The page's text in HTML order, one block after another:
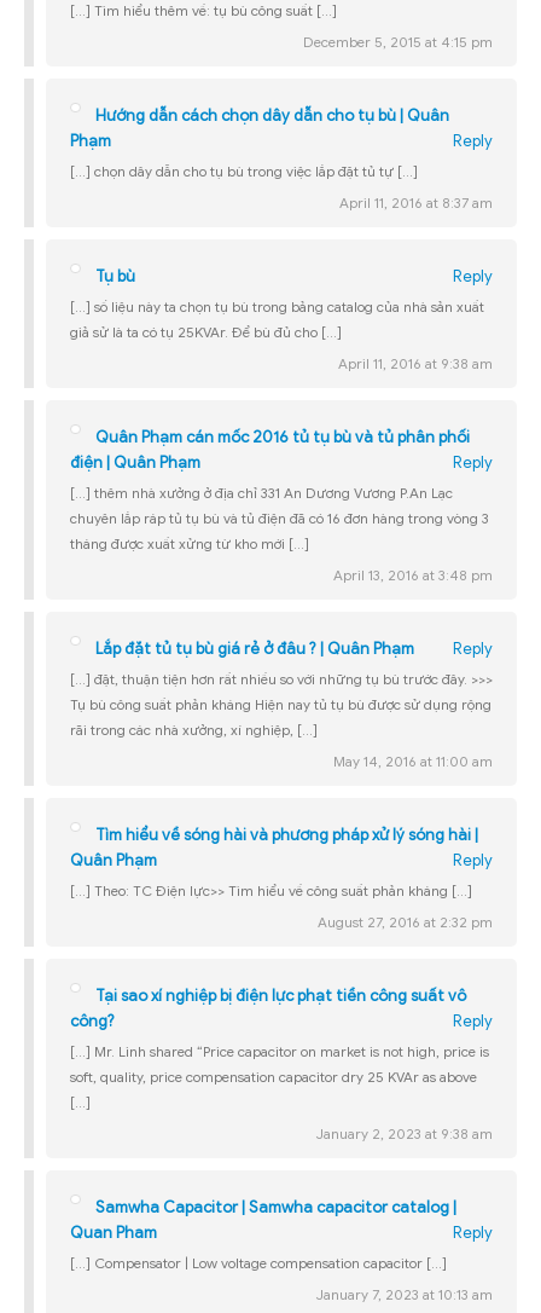
[…] Tìm hiểu thêm về: tụ bù công suất […]
December 5, 2015 at 4:15 pm
Hướng dẫn cách chọn dây dẫn cho tụ bù | Quân
Phạm
Reply
[…] chọn dây dẫn cho tụ bù trong việc lắp đặt tủ tự […]
April 11, 2016 at 8:37 am
Tụ bù Reply
[…] số liệu này ta chọn tụ bù trong bảng catalog của nhà sản xuất
giả sử là ta có tụ 25KVAr. Để bù đủ cho […]
April 11, 2016 at 9:38 am
Quân Phạm cán mốc 2016 tủ tụ bù và tủ phân phối
điện | Quân Phạm
Reply
[…] thêm nhà xưởng ở địa chỉ 331 An Dương Vương P.An Lạc
chuyên lắp ráp tủ tụ bù và tủ điện đã có 16 đơn hàng trong vòng 3
tháng được xuất xửng từ kho mới […]
April 13, 2016 at 3:48 pm
Lắp đặt tủ tụ bù giá rẻ ở đâu ? | Quân Phạm Reply
[…] đặt, thuận tiện hơn rất nhiều so với những tụ bù trước đây. >>>
Tụ bù công suất phản kháng Hiện nay tủ tụ bù được sử dụng rộng
rãi trong các nhà xưởng, xí nghiệp, […]
May 14, 2016 at 11:00 am
Tìm hiểu về sóng hài và phương pháp xử lý sóng hài |
Quân Phạm
Reply
[…] Theo: TC Điện lực>> Tìm hiểu về công suất phản kháng […]
August 27, 2016 at 2:32 pm
Tại sao xí nghiệp bị điện lực phạt tiền công suất vô
công?
Reply
[…] Mr. Linh shared “Price capacitor on market is not high, price is
soft, quality, price compensation capacitor dry 25 KVAr as above
[…]
January 2, 2023 at 9:38 am
Samwha Capacitor | Samwha capacitor catalog |
Quan Pham
Reply
[…] Compensator | Low voltage compensation capacitor […]
January 7, 2023 at 10:13 am